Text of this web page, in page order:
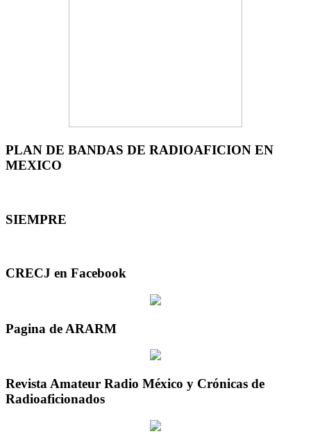
PLAN DE BANDAS DE RADIOAFICION EN
MEXICO
SIEMPRE
CRECJ en Facebook
Pagina de ARARM
Revista Amateur Radio México y Crónicas de
Radioaficionados